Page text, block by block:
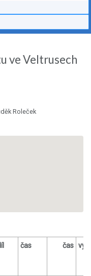
ve Veltrusech
Roleček
čas čas